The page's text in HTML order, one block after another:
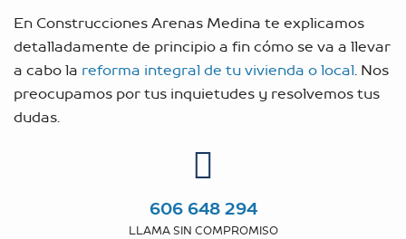
En Construcciones Arenas Medina te explicamos
detalladamente de principio a fin cómo se va a llevar
a cabo la reforma integral de tu vivienda o local. Nos
preocupamos por tus inquietudes y resolvemos tus
dudas.
606 648 294
LLAMA SIN COMPROMISO